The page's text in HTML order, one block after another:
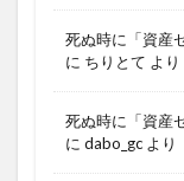
死ぬ時に「資産
に ちりとて より
死ぬ時に「資産
に dabo_gc より